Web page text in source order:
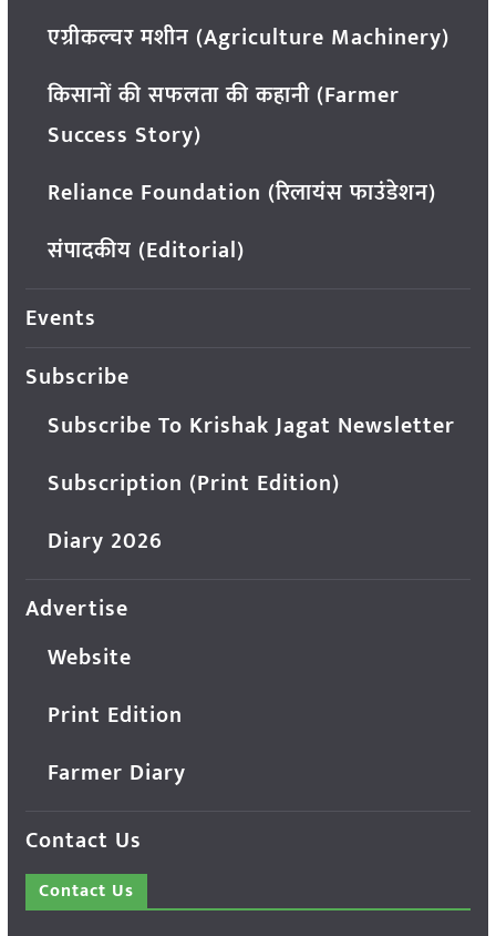
एग्रीकल्चर मशीन (Agriculture Machinery)
किसानों की सफलता की कहानी (Farmer
Success Story)
Reliance Foundation (रिलायंस फाउंडेशन)
संपादकीय (Editorial)
Events
Subscribe
Subscribe To Krishak Jagat Newsletter
Subscription (Print Edition)
Diary 2026
Advertise
Website
Print Edition
Farmer Diary
Contact Us
Contact Us